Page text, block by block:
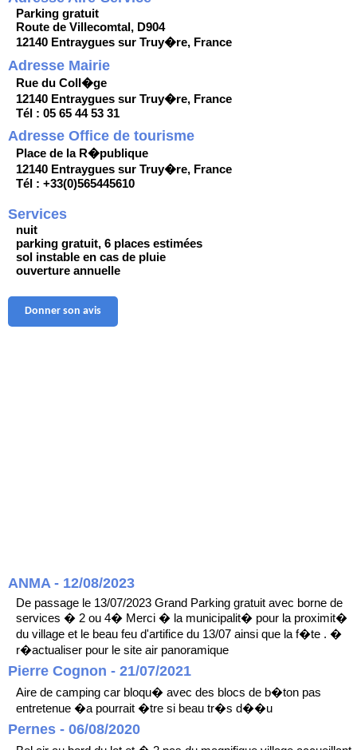
Parking gratuit
Route de Villecomtal, D904
12140 Entraygues sur Truy�re, France
Adresse Mairie
Rue du Coll�ge
12140 Entraygues sur Truy�re, France
Tél : 05 65 44 53 31
Adresse Office de tourisme
Place de la R�publique
12140 Entraygues sur Truy�re, France
Tél : +33(0)565445610
Services
nuit
parking gratuit, 6 places estimées
sol instable en cas de pluie
ouverture annuelle
Donner son avis
ANMA - 12/08/2023
De passage le 13/07/2023 Grand Parking gratuit avec borne de
services � 2 ou 4� Merci � la municipalit� pour la proximit�
du village et le beau feu d'artifice du 13/07 ainsi que la f�te . �
r�actualiser pour le site air panoramique
Pierre Cognon - 21/07/2021
Aire de camping car bloqu� avec des blocs de b�ton pas
entretenue �a pourrait �tre si beau tr�s d��u
Pernes - 06/08/2020